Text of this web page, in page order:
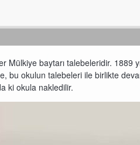
baytarı talebeleridir. 1889
bu okulun talebeleri ile birlikte
ki okula nakledilir.